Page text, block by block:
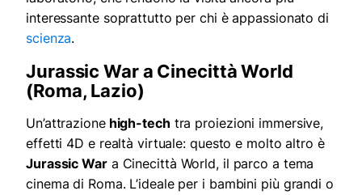
interessante soprattutto per chi è appassionato di
scienza.
Jurassic War a Cinecittà World
(Roma, Lazio)
Un’attrazionehigh-tech tra proiezioni immersive,
effetti 4D e realtà virtuale: questo e molto altro è
Jurassic Wara Cinecittà World, il parco a tema
cinema di Roma. L’ideale per i bambini più grandi o